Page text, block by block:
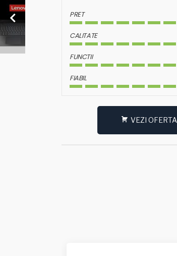
PRET
CALITATE
FUNCTII
FIABIL
VEZI OFERTA